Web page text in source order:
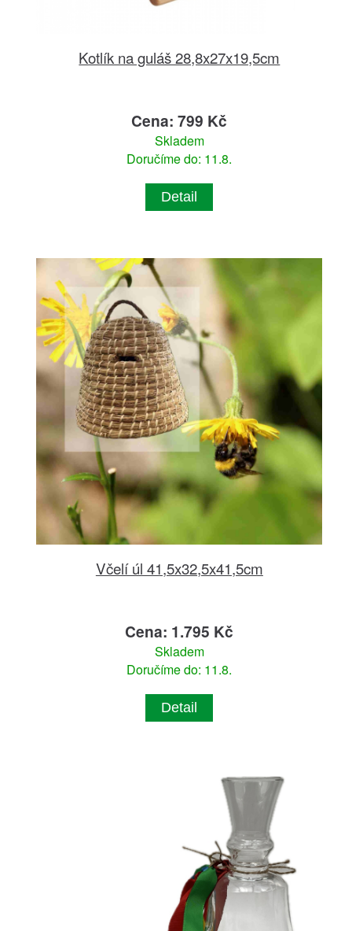
Kotlík na guláš 28,8x27x19,5cm
Cena: 799 Kč
Skladem
Doručíme do: 11.8.
Detail
Včelí úl 41,5x32,5x41,5cm
Cena: 1.795 Kč
Skladem
Doručíme do: 11.8.
Detail